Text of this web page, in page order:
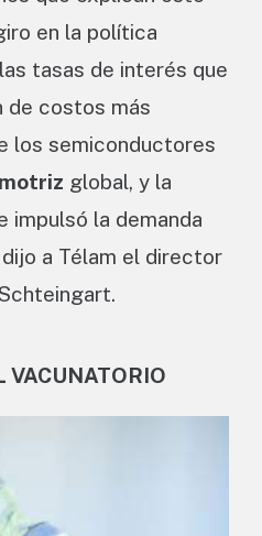
en la política
tasas de interés que
de costos más
los semiconductores
global, y la
impulsó la demanda
a Télam el director
VACUNATORIO